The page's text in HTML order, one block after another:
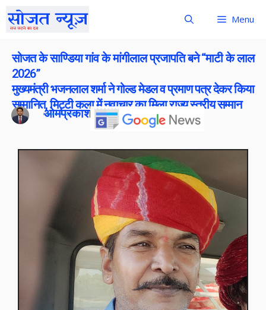
Menu
सोजत के साण्डिया गांव के मांगीलाल प्रजापति बने “माटी के लाल
2026”
मुख्यमंत्री भजनलाल शर्मा ने गोल्ड मेडल व प्रमाण पत्र देकर किया
सम्मानित, मिट्टी कला में नवाचार का मिला राज्य स्तरीय सम्मान
ओमप्रकाश बोराना
Publish On: 8 May 2026